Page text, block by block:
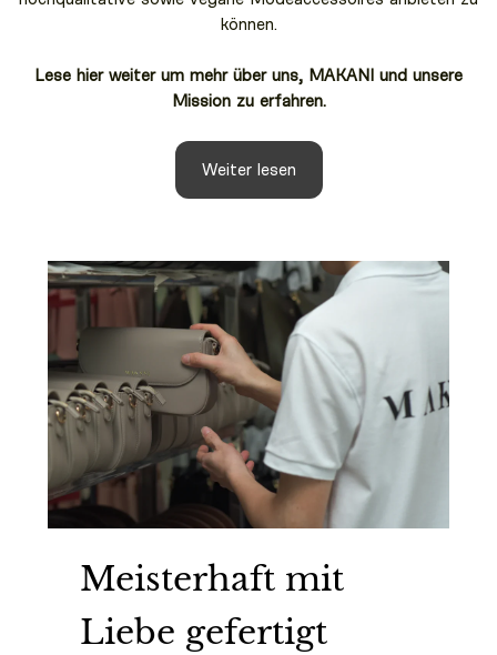
können.
Lese hier weiter um mehr über uns, MAKANI und unsere
Mission zu erfahren.
Weiter lesen
Meisterhaft mit
Liebe gefertigt